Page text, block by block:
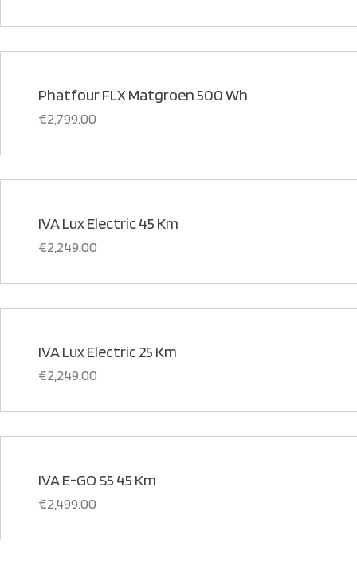
Phatfour FLX Matgroen 500 Wh
€2,799.00
IVA Lux Electric 45 Km
€2,249.00
IVA Lux Electric 25 Km
€2,249.00
IVA E-GO S5 45 Km
€2,499.00